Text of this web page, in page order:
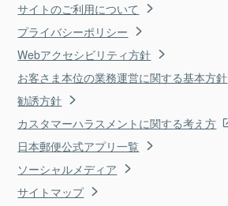
サイトのご利用について
プライバシーポリシー
Webアクセシビリティ方針
お客さま本位の業務運営に関する基本方針
勧誘方針
カスタマーハラスメントに関する考え方
日本郵便公式アプリ一覧
ソーシャルメディア
サイトマップ